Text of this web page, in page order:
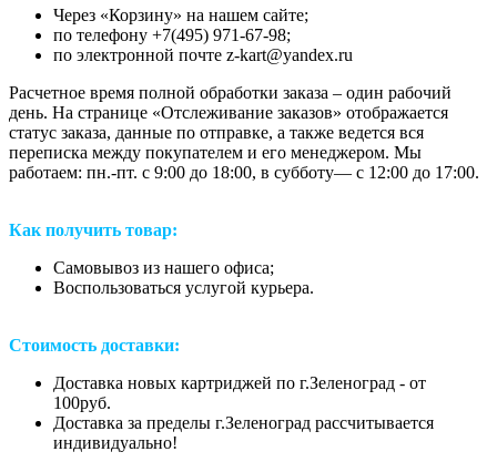
Через «Корзину» на нашем сайте;
по телефону +7(495) 971-67-98;
по электронной почте z-kart@yandex.ru
Расчетное время полной обработки заказа – один рабочий
день. На странице «Отслеживание заказов» отображается
статус заказа, данные по отправке, а также ведется вся
переписка между покупателем и его менеджером. Мы
работаем: пн.-пт. с 9:00 до 18:00, в субботу— с 12:00 до 17:00.
Как получить товар:
Самовывоз из нашего офиса;
Воспользоваться услугой курьера.
Стоимость доставки:
Доставка новых картриджей по г.Зеленоград - от
100руб.
Доставка за пределы г.Зеленоград рассчитывается
индивидуально!